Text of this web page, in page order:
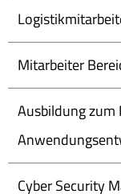
Mitarbeiter
Ausbildung
Cyber Security